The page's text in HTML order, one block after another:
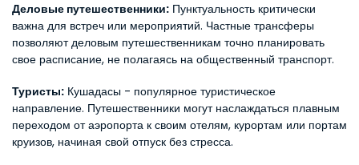
Деловые путешественники: Пунктуальность критически
важна для встреч или мероприятий. Частные трансферы
позволяют деловым путешественникам точно планировать
свое расписание, не полагаясь на общественный транспорт.
Туристы: Кушадасы - популярное туристическое
направление. Путешественники могут наслаждаться плавным
переходом от аэропорта к своим отелям, курортам или портам
круизов, начиная свой отпуск без стресса.